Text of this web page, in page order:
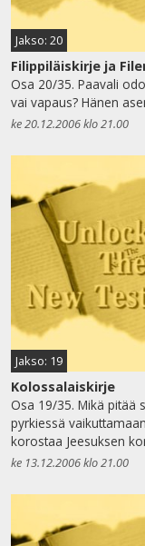
Jakso: 20
Filippiläiskirje ja
Osa 20/35. Paavali
vai vapaus? Hänen
ke 20.12.2006 klo 21.00
Jakso: 19
Kolossalaiskirje
Osa 19/35. Mikä pitää
pyrkiessä
korostaa Jeesuksen
ke 13.12.2006 klo 21.00